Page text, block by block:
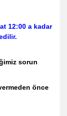
12:00 a kadar
sorun
önce